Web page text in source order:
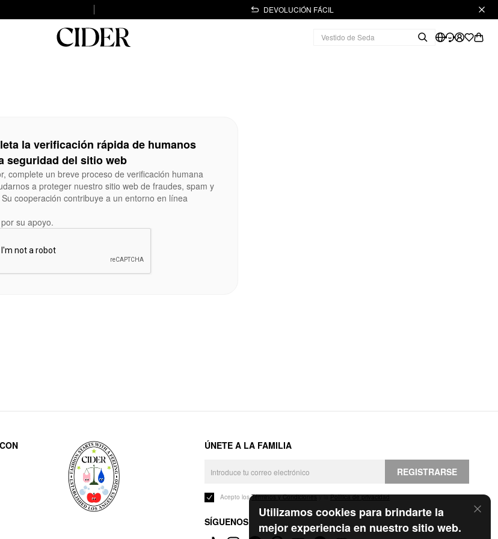
DEVOLUCIÓN FÁCIL
Utilizamos cookies para brindarte la
mejor experiencia en nuestro sitio web.
la verificación rápida de humanos
seguridad del sitio web
complete un breve proceso de verificación humana
a proteger nuestro sitio web de fraudes, spam y
cooperación contribuye a un entorno en línea
su apoyo.
ÚNETE A LA FAMILIA
REGISTRARSE
Acepto losTérminos y Condicionesy laPolítica de privacidad.
SÍGUENOS